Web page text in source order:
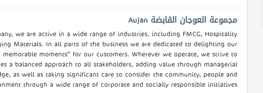
مجموعة العوجان القابضة Aujan
we are active in a wide range of industries, including FMCG, Hospitality
Materials. In all parts of the business we are dedicated to delighting our
memorable moments” for our customers. Wherever we operate, we strive to
a balanced approach to all stakeholders, adding value through managerial
as well as taking significant care to consider the community, people and
through a wide range of corporate and socially responsible initiatives.